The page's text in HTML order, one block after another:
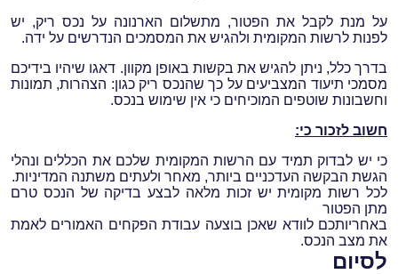
על מנת לקבל את הפטור, מתשלום הארנונה על נכס ריק, יש
לפנות לרשות המקומית ולהגיש את המסמכים הנדרשים על ידה.
בדרך כלל, ניתן להגיש את בקשות באופן מקוון. דאגו שיהיו בידיכם
מסמכי תיעוד המצביעים על כך שהנכס ריק כגון: הצהרות, תמונות
וחשבונות שוטפים המוכיחים כי אין שימוש בנכס.
חשוב לזכור כי:
כי יש לבדוק תמיד עם הרשות המקומית שלכם את הכללים ונהלי
הגשת הבקשה העדכניים ביותר, מאחר ולעתים משתנה המדיניות.
לכל רשות מקומית יש זכות מלאה לבצע בדיקה של הנכס טרם
מתן הפטור
באחריותכם לוודא שאכן בוצעה עבודת הפקחים האמורים לאמת
את מצב הנכס.
לסיום